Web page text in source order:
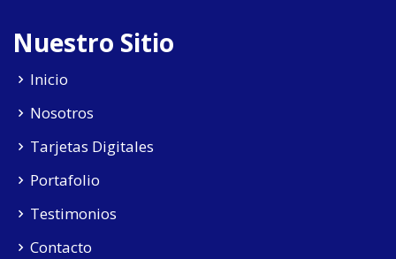
Nuestro Sitio
Inicio
Nosotros
Tarjetas Digitales
Portafolio
Testimonios
Contacto